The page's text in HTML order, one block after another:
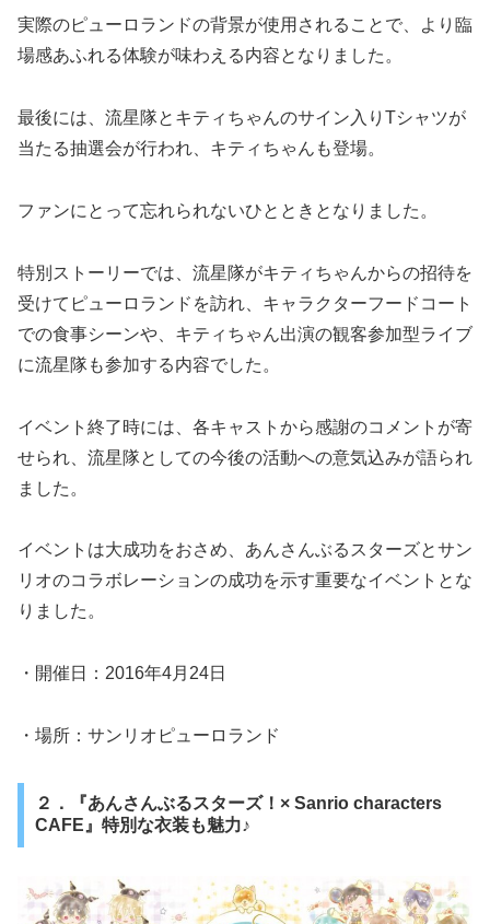
実際のピューロランドの背景が使用されることで、より臨
場感あふれる体験が味わえる内容となりました。
最後には、流星隊とキティちゃんのサイン入りTシャツが
当たる抽選会が行われ、キティちゃんも登場。
ファンにとって忘れられないひとときとなりました。
特別ストーリーでは、流星隊がキティちゃんからの招待を
受けてピューロランドを訪れ、キャラクターフードコート
での食事シーンや、キティちゃん出演の観客参加型ライブ
に流星隊も参加する内容でした。
イベント終了時には、各キャストから感謝のコメントが寄
せられ、流星隊としての今後の活動への意気込みが語られ
ました。
イベントは大成功をおさめ、あんさんぶるスターズとサン
リオのコラボレーションの成功を示す重要なイベントとな
りました。
・開催日：2016年4月24日
・場所：サンリオピューロランド
２．『あんさんぶるスターズ！× Sanrio characters
CAFE』特別な衣装も魅力♪